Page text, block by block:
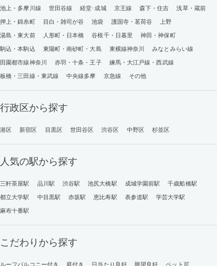
池上・多摩川線
世田谷線 経堂･成城 京王線 森下・住吉
浅草・蔵前
押上・錦糸町
目白・雑司が谷 池袋 護国寺・茗荷谷
上野
湯島・東大前
人形町・日本橋 谷根千・日暮里
神田・神保町
駒込・本駒込
東陽町・南砂町・大島 東横線神奈川
みなとみらい線
田園都市線神奈川
赤羽・十条・王子
練馬・大江戸線・西武線
板橋・三田線・東武線
中央線多摩 京急線 その他
行政区から探す
港区 新宿区 目黒区 世田谷区 渋谷区 中野区 杉並区
人気の駅から探す
三軒茶屋駅 品川駅 渋谷駅 池尻大橋駅 成城学園前駅
千歳船橋駅
都立大学駅
中目黒駅 赤坂駅 恵比寿駅 表参道駅
学芸大学駅
麻布十番駅
こだわりから探す